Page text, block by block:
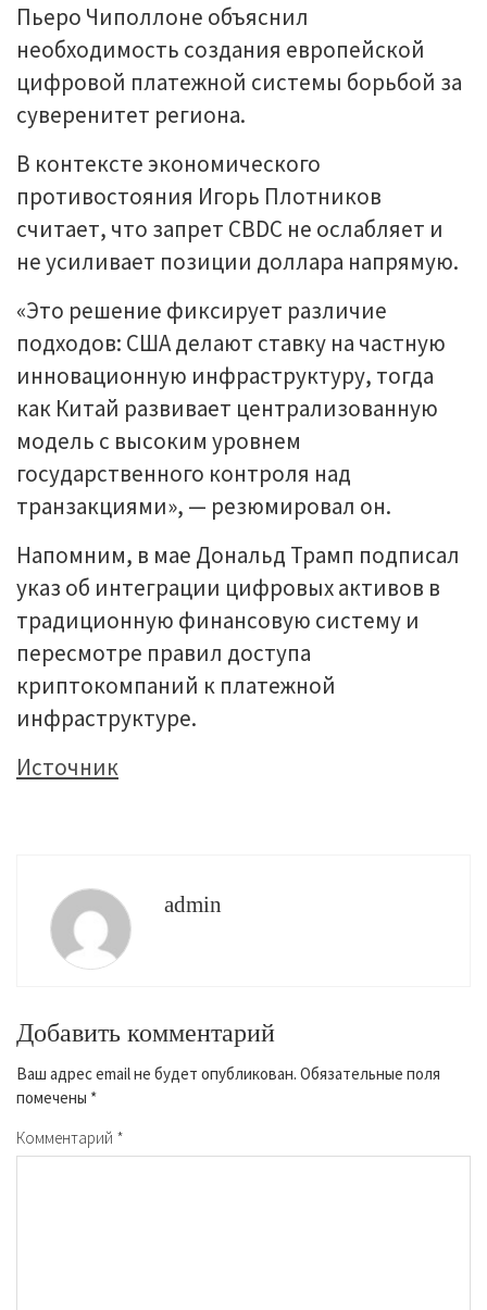
Пьеро Чиполлоне объяснил
необходимость создания европейской
цифровой платежной системы борьбой за
суверенитет региона.
В контексте экономического
противостояния Игорь Плотников
считает, что запрет CBDC не ослабляет и
не усиливает позиции доллара напрямую.
«Это решение фиксирует различие
подходов: США делают ставку на частную
инновационную инфраструктуру, тогда
как Китай развивает централизованную
модель с высоким уровнем
государственного контроля над
транзакциями», — резюмировал он.
Напомним, в мае Дональд Трамп подписал
указ об интеграции цифровых активов в
традиционную финансовую систему и
пересмотре правил доступа
криптокомпаний к платежной
инфраструктуре.
Источник
admin
Добавить комментарий
Ваш адрес email не будет опубликован. Обязательные поля
помечены *
Комментарий *